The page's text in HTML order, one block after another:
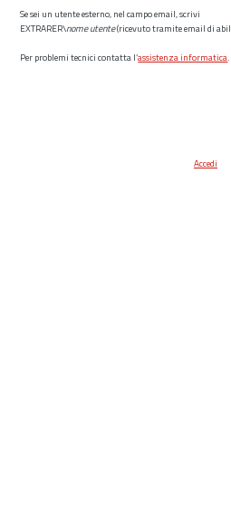
Se sei un utente esterno, nel campo email, scrivi
EXTRARER\nome utente(ricevuto tramite email di
Per problemi tecnici contatta l’assistenza informatica.
Accedi